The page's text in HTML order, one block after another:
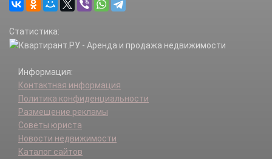
Статистика:
Информация:
Контактная информация
Политика конфиденциальности
Размещение рекламы
Советы юриста
Новости недвижимости
Каталог сайтов